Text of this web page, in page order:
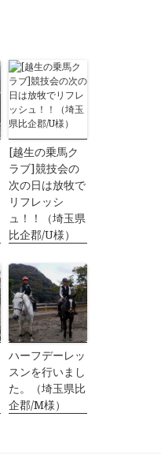
[越生の乗馬ク
ラブ]競技会の
次の日は放牧で
リフレッシ
ュ！！（埼玉県
比企郡/U様）
ハーフデーレッ
スンを行いまし
た。（埼玉県比
企郡/M様）